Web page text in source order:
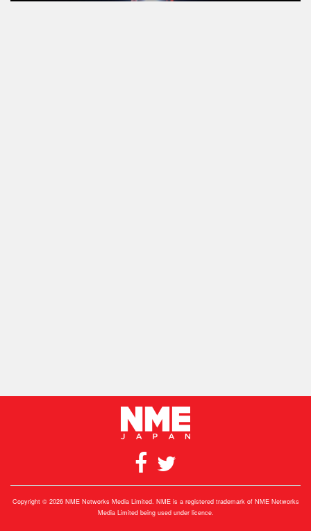
Copyright © 2026 NME Networks Media Limited. NME is a registered trademark of NME Networks
Media Limited being used under licence.